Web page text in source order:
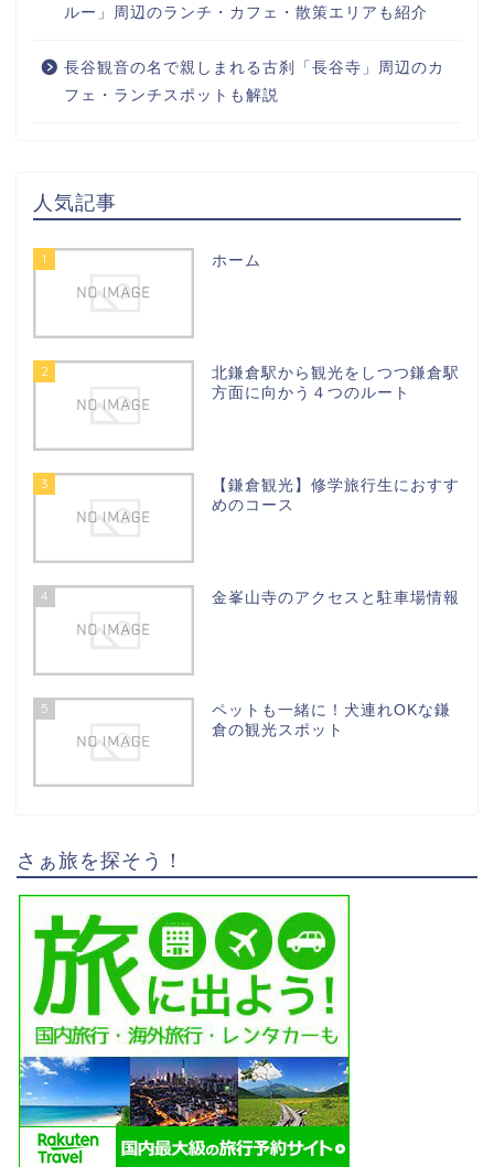
ルー」周辺のランチ・カフェ・散策エリアも紹介
長谷観音の名で親しまれる古刹「長谷寺」周辺のカ
フェ・ランチスポットも解説
人気記事
1 ホーム
2
北鎌倉駅から観光をしつつ鎌倉駅
方面に向かう４つのルート
3
【鎌倉観光】修学旅行生におすす
めのコース
4 金峯山寺のアクセスと駐車場情報
5
ペットも一緒に！犬連れOKな鎌
倉の観光スポット
さぁ旅を探そう！